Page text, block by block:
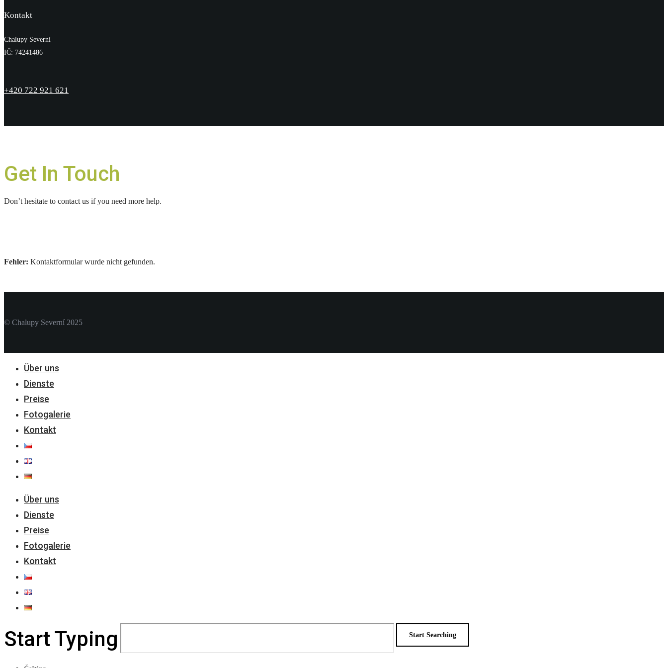
Kontakt
Chalupy Severní
IČ: 74241486
+420 722 921 621
Get In Touch
Don’t hesitate to contact us if you need more help.
Fehler: Kontaktformular wurde nicht gefunden.
© Chalupy Severní 2025
Close
Menu
Über uns
Dienste
Preise
Fotogalerie
Kontakt
Über uns
Dienste
Preise
Fotogalerie
Kontakt
Start Typing